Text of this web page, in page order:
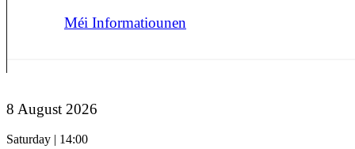
Méi Informatiounen
8 August 2026
Saturday | 14:00